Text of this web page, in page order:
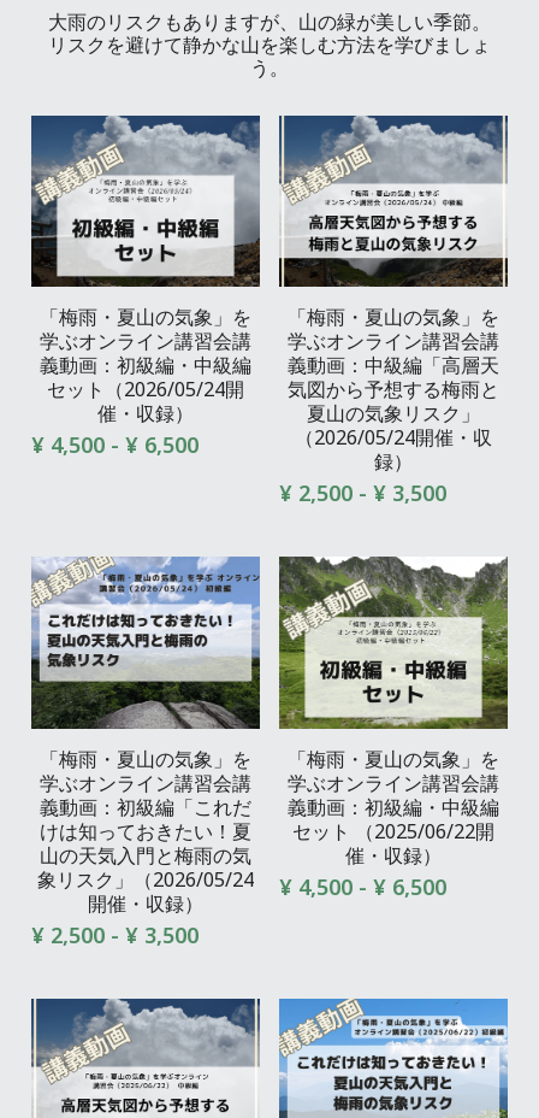
大雨のリスクもありますが、山の緑が美しい季節。
リスクを避けて静かな山を楽しむ方法を学びましょ
う。
「梅雨・夏山の気象」を
学ぶオンライン講習会講
義動画：初級編・中級編
セット（2026/05/24開
催・収録）
¥ 4,500 - ¥ 6,500
「梅雨・夏山の気象」を
学ぶオンライン講習会講
義動画：中級編「高層天
気図から予想する梅雨と
夏山の気象リスク」
（2026/05/24開催・収
録）
¥ 2,500 - ¥ 3,500
「梅雨・夏山の気象」を
学ぶオンライン講習会講
義動画：初級編「これだ
けは知っておきたい！夏
山の天気入門と梅雨の気
象リスク」（2026/05/24
開催・収録）
¥ 2,500 - ¥ 3,500
「梅雨・夏山の気象」を
学ぶオンライン講習会講
義動画：初級編・中級編
セット （2025/06/22開
催・収録）
¥ 4,500 - ¥ 6,500